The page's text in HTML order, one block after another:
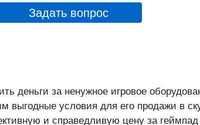
Героев Панфиловцев
Задать вопрос
деньги за ненужное игровое
условия для его продажи в
и справедливую цену за